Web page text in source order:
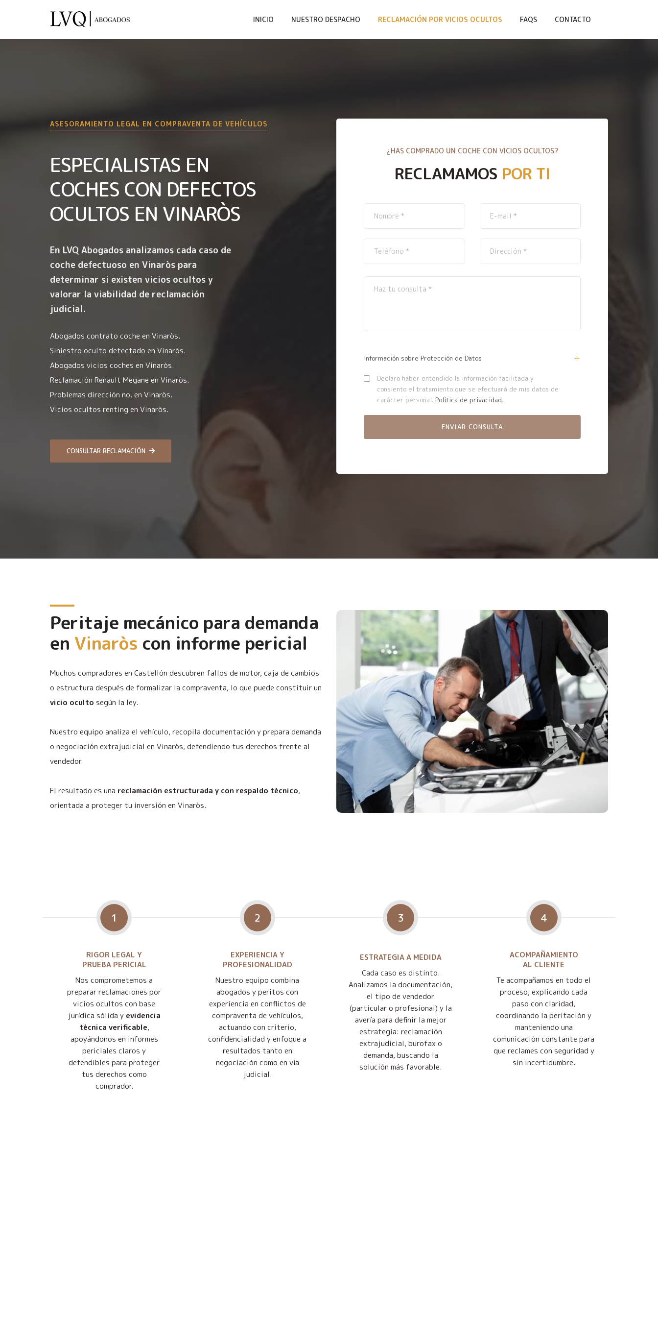
INICIO NUESTRO DESPACHO RECLAMACIÓN POR VICIOS OCULTOS FAQS CONTACTO
ASESORAMIENTO LEGAL EN COMPRAVENTA DE VEHÍCULOS
ESPECIALISTAS EN
COCHES CON DEFECTOS
OCULTOS EN VINARÒS
En LVQ Abogados analizamos cada caso de
coche defectuoso en Vinaròs para
determinar si existen vicios ocultos y
valorar la viabilidad de reclamación
judicial.
Abogados contrato coche en Vinaròs.
Siniestro oculto detectado en Vinaròs.
Abogados vicios coches en Vinaròs.
Reclamación Renault Megane en Vinaròs.
Problemas dirección no. en Vinaròs.
Vicios ocultos renting en Vinaròs.
CONSULTAR RECLAMACIÓN
¿HAS COMPRADO UN COCHE CON VICIOS OCULTOS?
RECLAMAMOS POR TI
Información sobre Protección de Datos
Declaro haber entendido la información facilitada y
consiento el tratamiento que se efectuará de mis datos de
carácter personal. Política de privacidad.
Peritaje mecánico para demanda
en Vinaròs con informe pericial
Muchos compradores en Castellón descubren fallos de motor, caja de cambios
o estructura después de formalizar la compraventa, lo que puede constituir un
vicio oculto según la ley.
Nuestro equipo analiza el vehículo, recopila documentación y prepara demanda
o negociación extrajudicial en Vinaròs, defendiendo tus derechos frente al
vendedor.
El resultado es una reclamación estructurada y con respaldo técnico,
orientada a proteger tu inversión en Vinaròs.
1
RIGOR LEGAL Y
PRUEBA PERICIAL
Nos comprometemos a
preparar reclamaciones por
vicios ocultos con base
jurídica sólida y evidencia
técnica verificable,
apoyándonos en informes
periciales claros y
defendibles para proteger
tus derechos como
comprador.
2
EXPERIENCIA Y
PROFESIONALIDAD
Nuestro equipo combina
abogados y peritos con
experiencia en conflictos de
compraventa de vehículos,
actuando con criterio,
confidencialidad y enfoque a
resultados tanto en
negociación como en vía
judicial.
3
ESTRATEGIA A MEDIDA
Cada caso es distinto.
Analizamos la documentación,
el tipo de vendedor
(particular o profesional) y la
avería para definir la mejor
estrategia: reclamación
extrajudicial, burofax o
demanda, buscando la
solución más favorable.
4
ACOMPAÑAMIENTO
AL CLIENTE
Te acompañamos en todo el
proceso, explicando cada
paso con claridad,
coordinando la peritación y
manteniendo una
comunicación constante para
que reclames con seguridad y
sin incertidumbre.